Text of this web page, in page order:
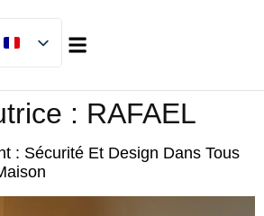
: RAFAEL
: Sécurité Et Design Dans Tous